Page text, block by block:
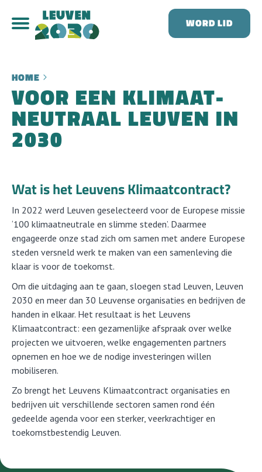
WORD LID
HOME
VOOR EEN KLIMAAT­
NEUTRAAL LEUVEN IN
2030
Wat is het Leuvens Klimaatcontract?
In 2022 werd Leuven geselecteerd voor de Europese missie
‘100 klimaatneutrale en slimme steden’. Daarmee
engageerde onze stad zich om samen met andere Europese
steden versneld werk te maken van een samenleving die
klaar is voor de toekomst.
Om die uitdaging aan te gaan, sloegen stad Leuven, Leuven
2030 en meer dan 30 Leuvense organisaties en bedrijven de
handen in elkaar. Het resultaat is het Leuvens
Klimaatcontract: een gezamenlijke afspraak over welke
projecten we uitvoeren, welke engagementen partners
opnemen en hoe we de nodige investeringen willen
mobiliseren.
Zo brengt het Leuvens Klimaatcontract organisaties en
bedrijven uit verschillende sectoren samen rond één
gedeelde agenda voor een sterker, veerkrachtiger en
toekomstbestendig Leuven.